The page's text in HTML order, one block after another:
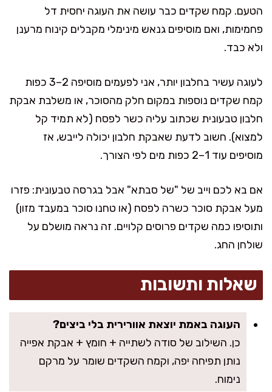
הטעם. קמח שקדים כבר עושה את העוגה יחסית דל
פחמימות, ואם מוסיפים גנאש מינימלי מקבלים קינוח מרענן
ולא כבד.
לעוגה עשיר בחלבון יותר, אני לפעמים מוסיפה 2–3 כפות
קמח שקדים נוספות במקום חלק מהסוכר, או משלבת אבקת
חלבון טבעונית שכתוב עליה כשר לפסח (לא תמיד קל
למצוא). חשוב לדעת שאבקת חלבון יכולה לייבש, אז
מוסיפים עוד 1–2 כפות מים לפי הצורך.
אם בא לכם וייב של "של סבתא" אבל בגרסה טבעונית: פזרו
מעל אבקת סוכר כשרה לפסח (או טחנו סוכר במעבד מזון)
ותוסיפו כמה שקדים פרוסים קלויים. זה נראה מושלם על
שולחן החג.
שאלות ותשובות
העוגה באמת יוצאת אוורירית בלי ביצים?
כן. השילוב של סודה לשתייה + חומץ + אבקת אפייה
נותן תפיחה יפה, וקמח השקדים שומר על מרקם
נימוח.